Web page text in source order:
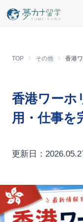
TOP その他 香港
香港ワーホ
用・仕事を
更新日：